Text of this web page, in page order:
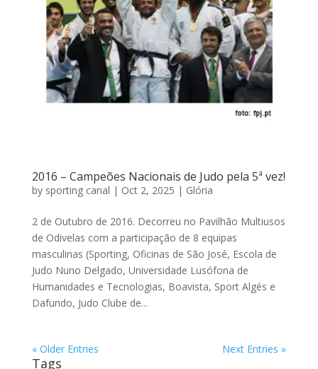
2016 – Campeões Nacionais de Judo pela 5ª vez!
by sporting canal | Oct 2, 2025 | Glória
2 de Outubro de 2016. Decorreu no Pavilhão Multiusos
de Odivelas com a participação de 8 equipas
masculinas (Sporting, Oficinas de São José, Escola de
Judo Nuno Delgado, Universidade Lusófona de
Humanidades e Tecnologias, Boavista, Sport Algés e
Dafundo, Judo Clube de...
« Older Entries Next Entries »
Tags